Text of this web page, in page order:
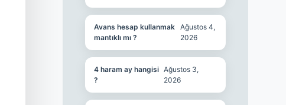
Avans hesap kullanmak
mantıklı mı ?
Ağustos 4,
2026
4 haram ay hangisi
?
Ağustos 3,
2026